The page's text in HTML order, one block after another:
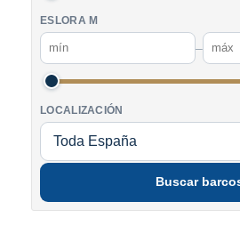
ESLORA M
–
LOCALIZACIÓN
Buscar